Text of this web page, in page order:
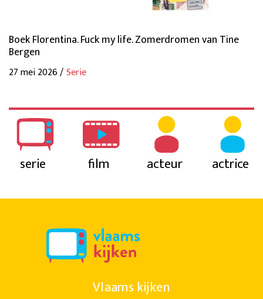
Boek Florentina. Fuck my life. Zomerdromen van Tine
Bergen
27 mei 2026 /Serie
serie film acteur actrice
Vlaams kijken